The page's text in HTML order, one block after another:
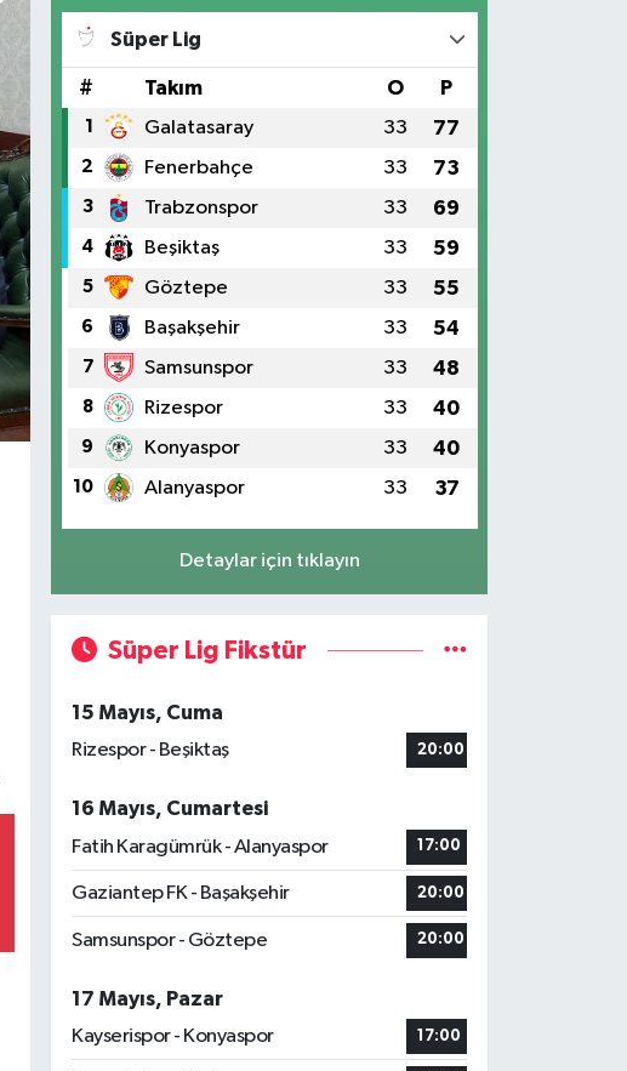
Süper Lig
# Takım O P
1 Galatasaray 33 77
2 Fenerbahçe 33 73
3 Trabzonspor 33 69
4 Beşiktaş 33 59
5 Göztepe 33 55
6 Başakşehir 33 54
7 Samsunspor 33 48
8 Rizespor 33 40
9 Konyaspor 33 40
10 Alanyaspor 33 37
Detaylar için tıklayın
Süper Lig Fikstür
15 Mayıs, Cuma
Rizespor - Beşiktaş
20:00
16 Mayıs, Cumartesi
Fatih Karagümrük - Alanyaspor
17:00
Gaziantep FK - Başakşehir 20:00
Samsunspor - Göztepe 20:00
17 Mayıs, Pazar
Kayserispor - Konyaspor
17:00